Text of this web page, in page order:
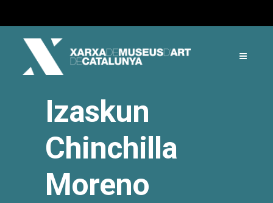
Izaskun
Chinchilla
Moreno